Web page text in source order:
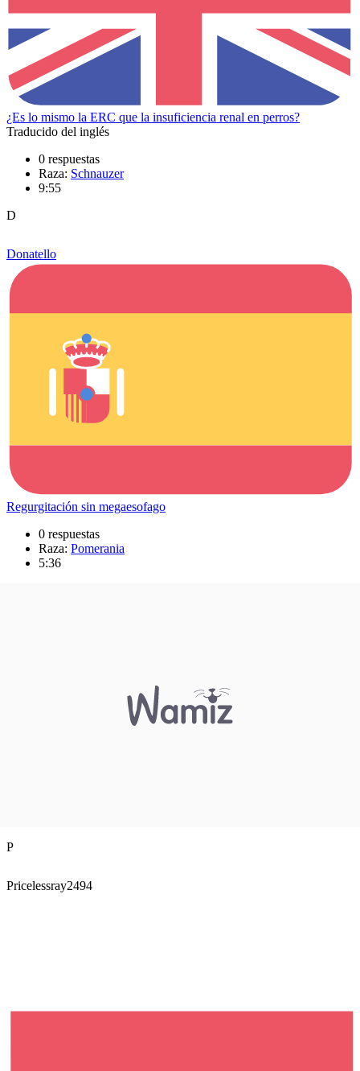
¿Es lo mismo la ERC que la insuficiencia renal en perros?
Traducido del inglés
0 respuestas
Raza: Schnauzer
9:55
D
Donatello
Regurgitación sin megaesofago
0 respuestas
Raza: Pomerania
5:36
P
Pricelessray2494